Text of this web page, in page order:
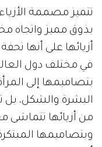
تتميز مصممة
بذوق مميز واتجاه
أزيائها على أنها
في مختلف دول
بتصاميمها إلى
البشرة والشكل،
من أزيائها تتماشى
وبتصاميمها